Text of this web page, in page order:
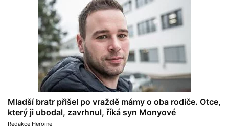
Mladší bratr přišel po vraždě mámy o oba rodiče. Otce,
který ji ubodal, zavrhnul, říká syn Monyové
Redakce Heroine